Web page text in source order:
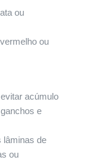
ou
ou
acúmulo
e
lâminas de
ou